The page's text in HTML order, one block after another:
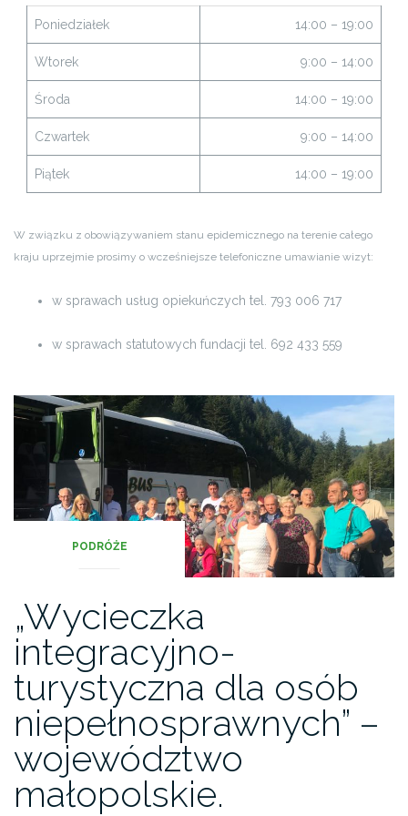
Poniedziałek 14:00 – 19:00
Wtorek 9:00 – 14:00
Środa 14:00 – 19:00
Czwartek 9:00 – 14:00
Piątek 14:00 – 19:00
W związku z obowiązywaniem stanu epidemicznego na terenie całego
kraju uprzejmie prosimy o wcześniejsze telefoniczne umawianie wizyt:
w sprawach usług opiekuńczych tel. 793 006 717
w sprawach statutowych fundacji tel. 692 433 559
PODRÓŻE
„Wycieczka
integracyjno-
turystyczna dla osób
niepełnosprawnych” –
województwo
małopolskie.